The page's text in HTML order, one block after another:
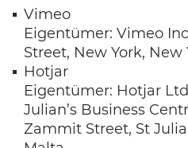
Vimeo
Eigentümer: Vimeo
Street, New York, New
Hotjar
Eigentümer: Hotjar
Julian’s Business
Zammit Street, St